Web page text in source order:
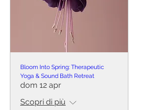
Bloom Into Spring: Therapeutic
Yoga & Sound Bath Retreat
dom 12 apr
Scopri di più